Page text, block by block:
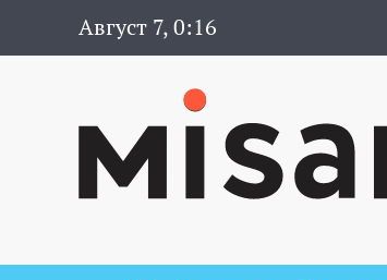
Август 7, 0:16